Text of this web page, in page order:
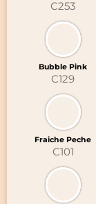
C253
Bubble Pink
C129
Fraiche Peche
C101